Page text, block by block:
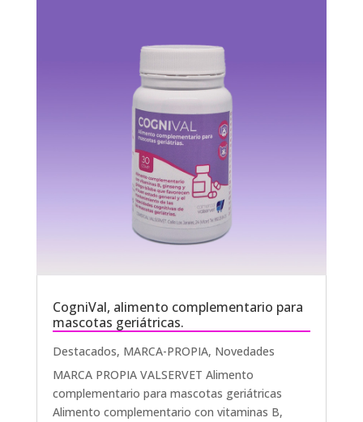
CogniVal, alimento complementario para
mascotas geriátricas.
Destacados, MARCA-PROPIA, Novedades
MARCA PROPIA VALSERVET Alimento
complementario para mascotas geriátricas
Alimento complementario con vitaminas B,